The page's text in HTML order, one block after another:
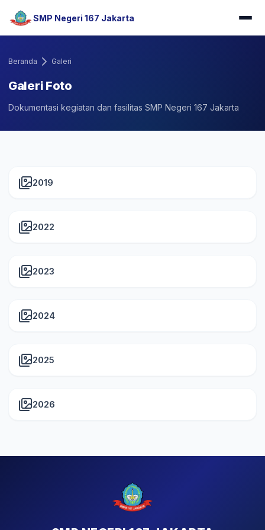
SMP Negeri 167 Jakarta
Beranda Galeri
Galeri Foto
Dokumentasi kegiatan dan fasilitas SMP Negeri 167 Jakarta
2019
2022
2023
2024
2025
2026